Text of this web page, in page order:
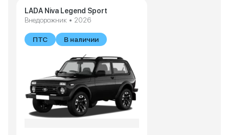
LADA Niva Legend Sport
Внедорожник • 2026
ПТС В наличии